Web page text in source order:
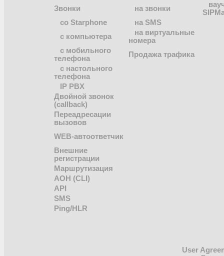
Звонки на звонки
co Starphone
на SMS
с компьютера
на виртуальные
номера
с мобильного
телефона
Продажа трафика
с настольного
телефона
IP PBX
Двойной звонок
(callback)
Переадресации
вызовов
WEB-автоответчик
Внешние
регистрации
Маршрутизация
АОН (CLI)
API
SMS
Ping/HLR
User